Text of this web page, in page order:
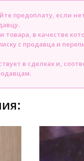
предоплату, если
товара, в качестве
с продавца и
в сделках и,